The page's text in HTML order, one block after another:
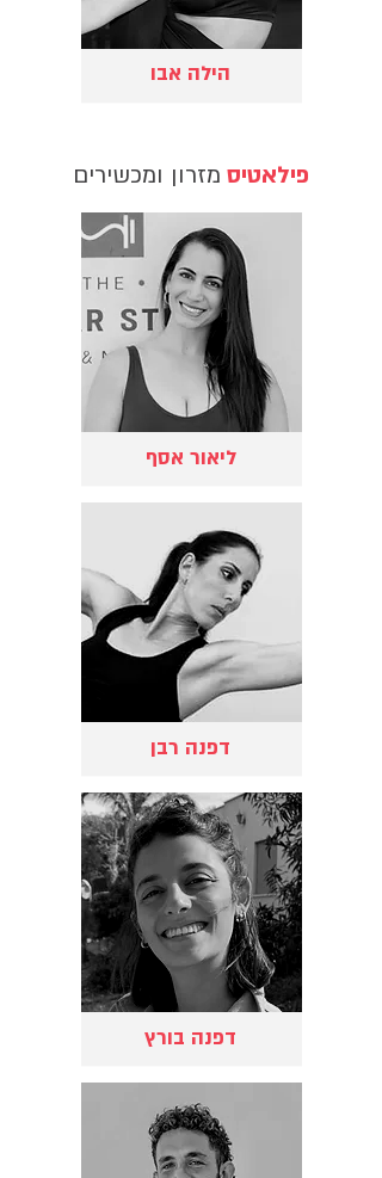
הילה אבו
פילאטיס מזרון ומכשירים
ליאור אסף
דפנה רבן
דפנה בורץ